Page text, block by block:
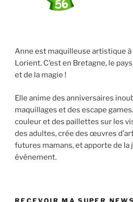
Anne est maquilleuse artistique à
Lorient. C’est en Bretagne, le
et de la magie !
Elle anime des anniversaires
maquillages et des escape
couleur et des paillettes sur les
des adultes, crée des œuvres
futures mamans, et apporte de la
événement.